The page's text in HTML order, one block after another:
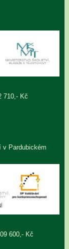
710,- Kč
v Pardubickém
600,- Kč